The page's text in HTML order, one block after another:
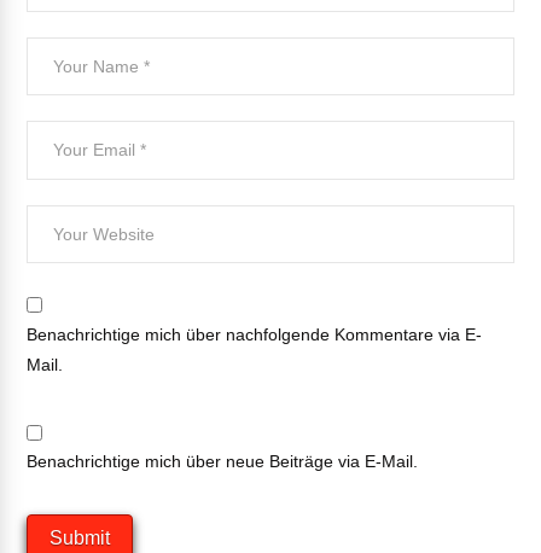
Benachrichtige mich über nachfolgende Kommentare via E-
Mail.
Benachrichtige mich über neue Beiträge via E-Mail.